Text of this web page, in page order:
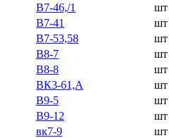
В7-46,/1
шт
В7-41
шт
В7-53,58
шт
В8-7
шт
В8-8
шт
ВК3-61,А
шт
В9-5
шт
В9-12
шт
вк7-9
шт